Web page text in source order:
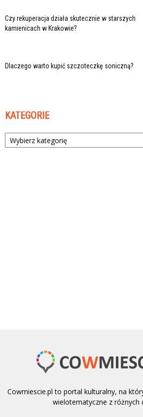
Czy rekuperacja działa skutecznie w starszych
kamienicach w Krakowie?
Dlaczego warto kupić szczoteczkę soniczną?
KATEGORIE
Kategorie
Cowmiescie.pl to portal kulturalny, na
wielotematyczne z różnych